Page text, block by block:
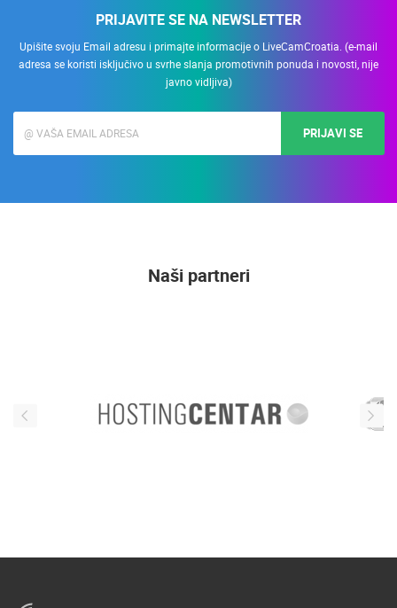
PRIJAVITE SE NA NEWSLETTER
Upišite svoju Email adresu i primajte informacije o LiveCamCroatia. (e-mail
adresa se koristi isključivo u svrhe slanja promotivnih ponuda i novosti, nije
javno vidljiva)
PRIJAVI SE
Naši partneri